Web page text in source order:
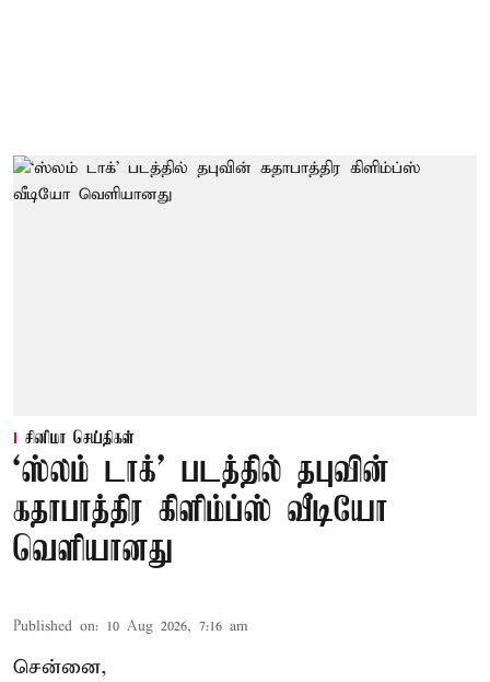
சினிமா செய்திகள்
‘ஸ்லம் டாக்’ படத்தில் தபுவின்
கதாபாத்திர கிளிம்ப்ஸ் வீடியோ
வெளியானது
Published on: 10 Aug 2026, 7:16 am
சென்னை,